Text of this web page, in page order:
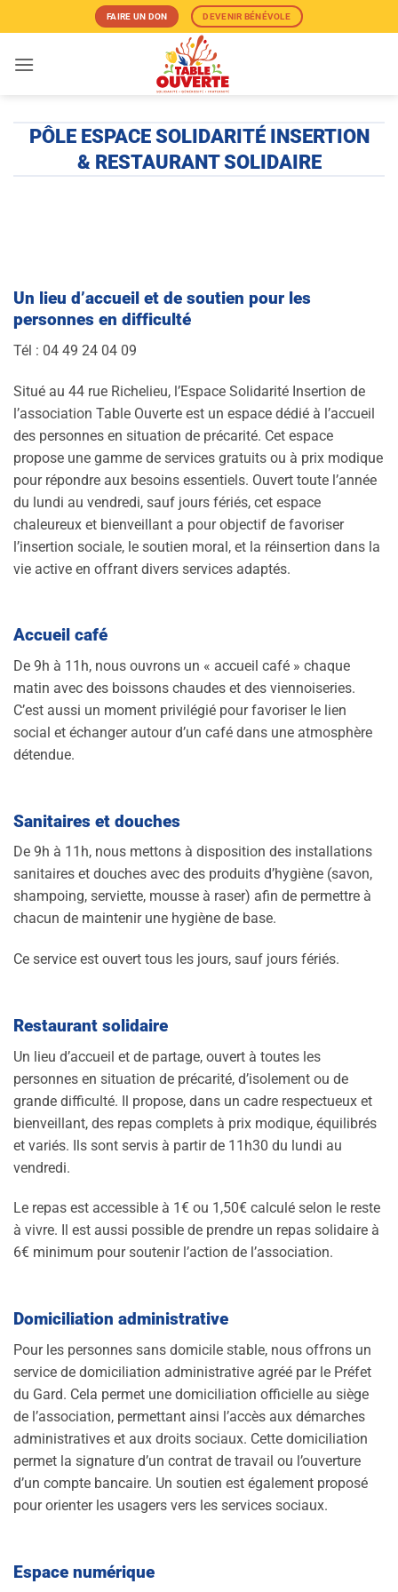
au
contenu
FAIRE UN DON DEVENIR BÉNÉVOLE
PÔLE ESPACE SOLIDARITÉ INSERTION
& RESTAURANT SOLIDAIRE
Un lieu d’accueil et de soutien pour les
personnes en difficulté
Tél : 04 49 24 04 09
Situé au 44 rue Richelieu, l’Espace Solidarité Insertion de
l’association Table Ouverte est un espace dédié à l’accueil
des personnes en situation de précarité. Cet espace
propose une gamme de services gratuits ou à prix modique
pour répondre aux besoins essentiels. Ouvert toute l’année
du lundi au vendredi, sauf jours fériés, cet espace
chaleureux et bienveillant a pour objectif de favoriser
l’insertion sociale, le soutien moral, et la réinsertion dans la
vie active en offrant divers services adaptés.
Accueil café
De 9h à 11h, nous ouvrons un « accueil café » chaque
matin avec des boissons chaudes et des viennoiseries.
C’est aussi un moment privilégié pour favoriser le lien
social et échanger autour d’un café dans une atmosphère
détendue.
Sanitaires et douches
De 9h à 11h, nous mettons à disposition des installations
sanitaires et douches avec des produits d’hygiène (savon,
shampoing, serviette, mousse à raser) afin de permettre à
chacun de maintenir une hygiène de base.
Ce service est ouvert tous les jours, sauf jours fériés.
Restaurant solidaire
Un lieu d’accueil et de partage, ouvert à toutes les
personnes en situation de précarité, d’isolement ou de
grande difficulté. Il propose, dans un cadre respectueux et
bienveillant, des repas complets à prix modique, équilibrés
et variés. Ils sont servis à partir de 11h30 du lundi au
vendredi.
Le repas est accessible à 1€ ou 1,50€ calculé selon le reste
à vivre. Il est aussi possible de prendre un repas solidaire à
6€ minimum pour soutenir l’action de l’association.
Domiciliation administrative
Pour les personnes sans domicile stable, nous offrons un
service de domiciliation administrative agréé par le Préfet
du Gard. Cela permet une domiciliation officielle au siège
de l’association, permettant ainsi l’accès aux démarches
administratives et aux droits sociaux. Cette domiciliation
permet la signature d’un contrat de travail ou l’ouverture
d’un compte bancaire. Un soutien est également proposé
pour orienter les usagers vers les services sociaux.
Espace numérique